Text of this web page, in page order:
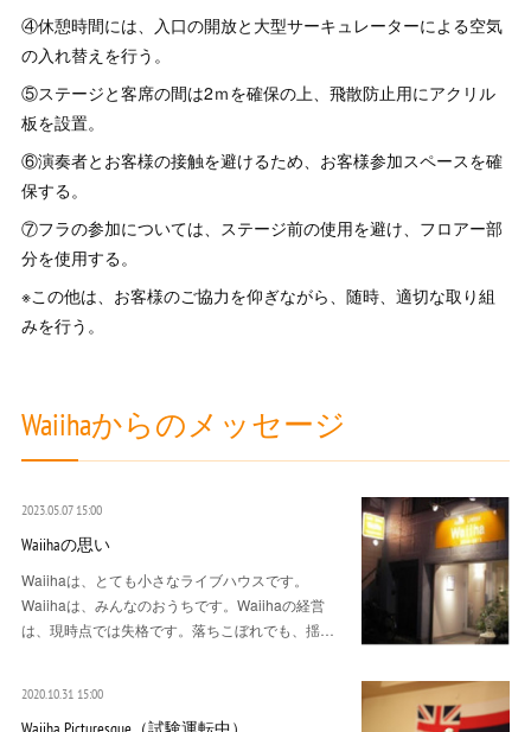
④休憩時間には、入口の開放と大型サーキュレーターによる空気
の入れ替えを行う。
⑤ステージと客席の間は2ｍを確保の上、飛散防止用にアクリル
板を設置。
⑥演奏者とお客様の接触を避けるため、お客様参加スペースを確
保する。
⑦フラの参加については、ステージ前の使用を避け、フロアー部
分を使用する。
※この他は、お客様のご協力を仰ぎながら、随時、適切な取り組
みを行う。
Waiihaからのメッセージ
2023.05.07 15:00
Waiihaの思い
Waiihaは、とても小さなライブハウスです。
Waiihaは、みんなのおうちです。Waiihaの経営
は、現時点では失格です。落ちこぼれでも、揺…
2020.10.31 15:00